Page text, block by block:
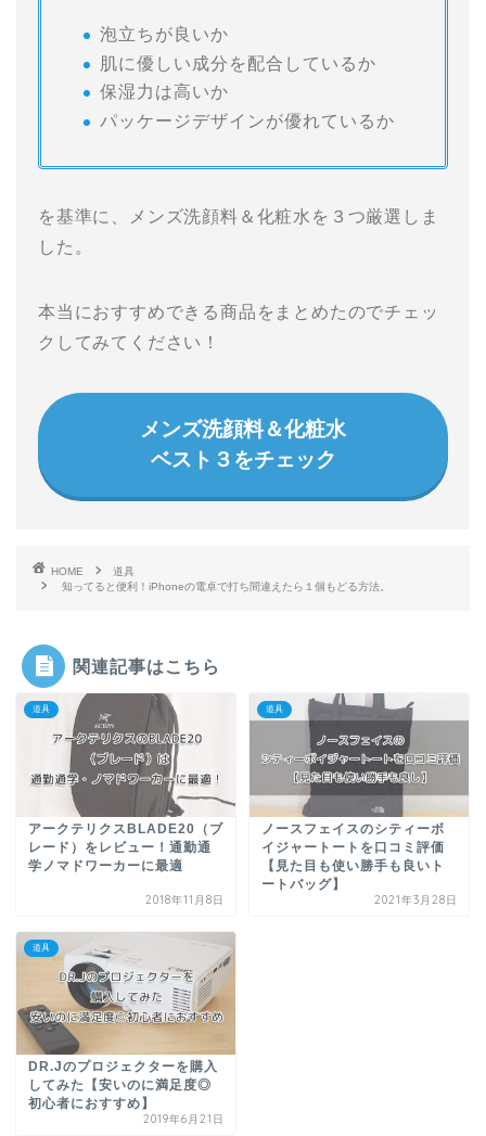
泡立ちが良いか
肌に優しい成分を配合しているか
保湿力は高いか
パッケージデザインが優れているか
を基準に、メンズ洗顔料＆化粧水を３つ厳選しま
した。
本当におすすめできる商品をまとめたのでチェッ
クしてみてください！
メンズ洗顔料＆化粧水
ベスト３をチェック
HOME
道具
知ってると便利！iPhoneの電卓で打ち間違えたら１個もどる方法。
関連記事はこちら
道具
アークテリクスBLADE20（ブ
レード）をレビュー！通勤通
学ノマドワーカーに最適
2018年11月8日
道具
ノースフェイスのシティーボ
イジャートートを口コミ評価
【見た目も使い勝手も良いト
ートバッグ】
2021年3月28日
道具
DR.Jのプロジェクターを購入
してみた【安いのに満足度◎
初心者におすすめ】
2019年6月21日